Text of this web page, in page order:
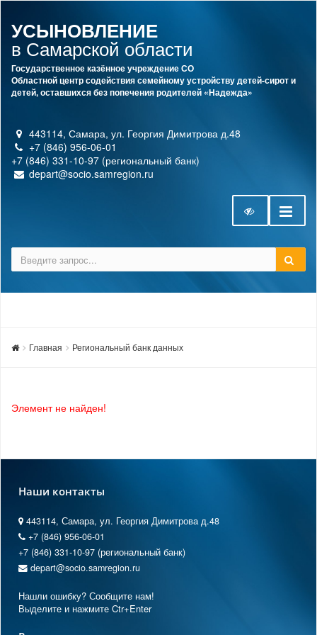
УСЫНОВЛЕНИЕ
в Самарской области
Государственное казённое учреждение СО
Областной центр содействия семейному устройству детей-сирот и
детей, оставшихся без попечения родителей «Надежда»
443114, Самара, ул. Георгия Димитрова д.48
+7 (846) 956-06-01
+7 (846) 331-10-97 (региональный банк)
depart@socio.samregion.ru
Главная Региональный банк данных
Элемент не найден!
Наши контакты
443114, Самара, ул. Георгия Димитрова д.48
+7 (846) 956-06-01
+7 (846) 331-10-97 (региональный банк)
depart@socio.samregion.ru
Нашли ошибку? Сообщите нам!
Выделите и нажмите Ctr+Enter